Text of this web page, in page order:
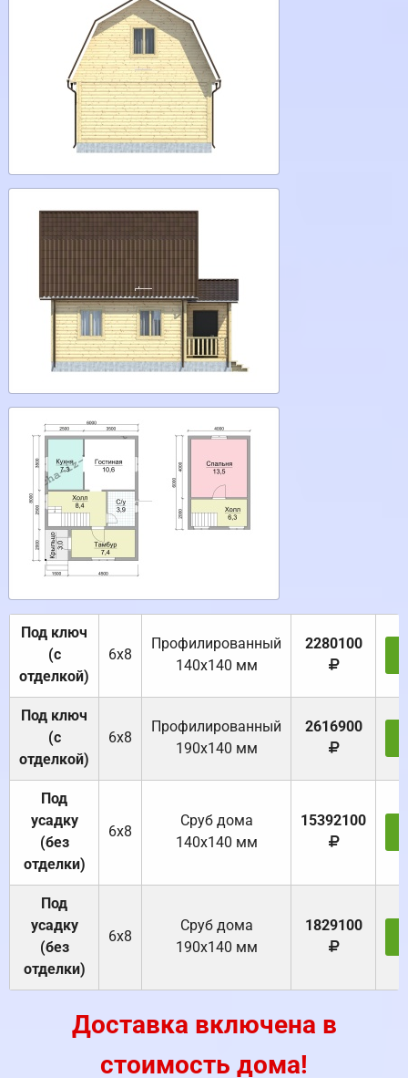
Под ключ
(с
отделкой)
6х8
Профилированный
140х140 мм
2280100
Под ключ
(с
отделкой)
6х8
Профилированный
190х140 мм
2616900
Под
усадку
(без
отделки)
6х8
Cруб дома
140х140 мм
15392100
Под
усадку
(без
отделки)
6х8
Cруб дома
190х140 мм
1829100
Доставка включена в
стоимость дома!